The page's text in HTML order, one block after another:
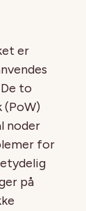
er
to
(PoW)
noder
for
på